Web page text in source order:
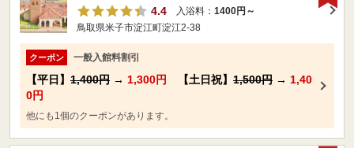
4.4
入浴料： 1400円～
鳥取県米子市淀江町淀江2-38
クーポン 一般入館料割引
【平日】 1,400円 → 1,300円 【土日祝】 1,500円 → 1,40
0円
他にも1個のクーポンがあります。